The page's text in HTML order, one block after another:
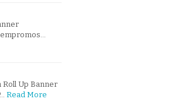
Roll Up Banner
Read More